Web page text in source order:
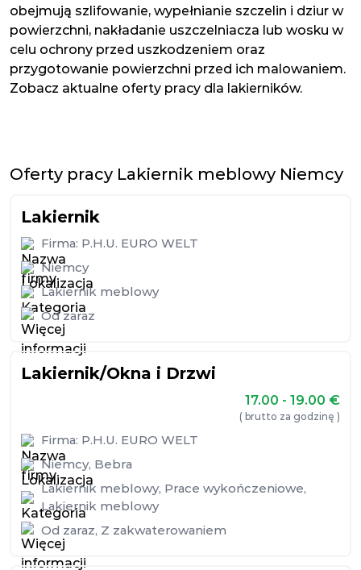
obejmują szlifowanie, wypełnianie szczelin i dziur w
powierzchni, nakładanie uszczelniacza lub wosku w
celu ochrony przed uszkodzeniem oraz
przygotowanie powierzchni przed ich malowaniem.
Zobacz aktualne oferty pracy dla lakierników.
Oferty pracy Lakiernik meblowy Niemcy
Lakiernik
Firma: P.H.U. EURO WELT
Niemcy
Lakiernik meblowy
Od zaraz
Lakiernik/Okna i Drzwi
17.00 - 19.00 €
( brutto za godzinę )
Firma: P.H.U. EURO WELT
Niemcy, Bebra
Lakiernik meblowy, Prace wykończeniowe,
Lakiernik meblowy
Od zaraz, Z zakwaterowaniem